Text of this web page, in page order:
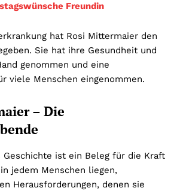
Freundin
hat Rosi Mittermaier den
Sie hat ihre Gesundheit und
genommen und eine
viele Menschen eingenommen.
– Die
Geschichte ist ein Beleg für die Kraft
jedem Menschen liegen,
Herausforderungen, denen sie